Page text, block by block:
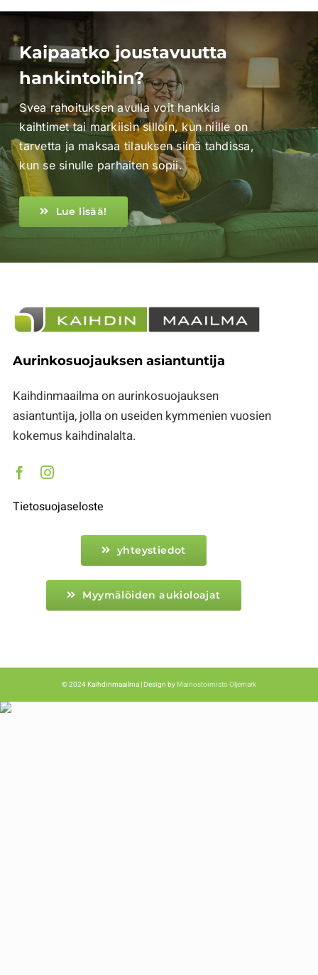
Kaipaatko joustavuutta
hankintoihin?
Svea rahoituksen avulla voit hankkia
kaihtimet tai markiisin silloin, kun niille on
tarvetta ja maksaa tilauksen siinä tahdissa,
kun se sinulle parhaiten sopii.
Lue lisää!
Aurinkosuojauksen asiantuntija
Kaihdinmaailma on aurinkosuojauksen
asiantuntija, jolla on useiden kymmenien vuosien
kokemus kaihdinalalta.
Tietosuojaseloste
yhteystiedot
Myymälöiden aukioloajat
© 2024 Kaihdinmaailma | Design by Mainostoimisto Oljemark